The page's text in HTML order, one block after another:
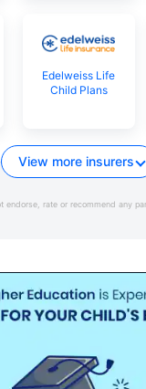
Edelweiss Life
Child Plans
View more insurers
endorse, rate or recommend any